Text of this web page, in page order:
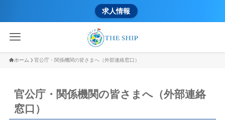
求人情報
ホーム 官公庁・関係機関の皆さまへ（外部連絡窓口）
官公庁・関係機関の皆さまへ（外部連絡
窓口）